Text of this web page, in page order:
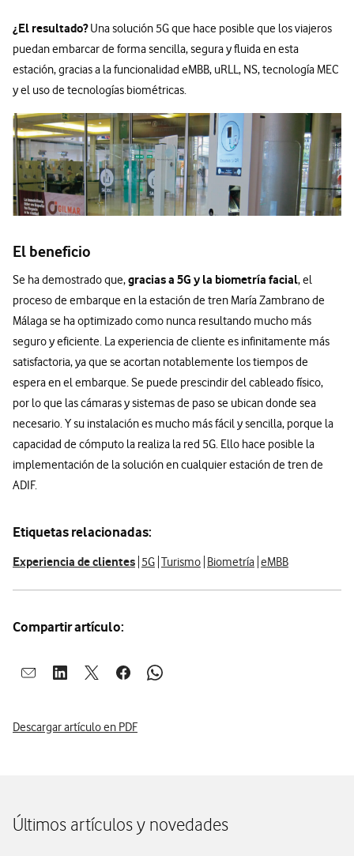
¿El resultado?Una solución 5G que hace posible que los viajeros
puedan embarcar de forma sencilla, segura y fluida en esta
estación, gracias a la funcionalidad eMBB, uRLL, NS, tecnología MEC
y el uso de tecnologías biométricas.
El beneficio
Se ha demostrado que,gracias a 5G y la biometría facial, el
proceso de embarque en la estación de tren María Zambrano de
Málaga se ha optimizado como nunca resultando mucho más
seguro y eficiente. La experiencia de cliente es infinitamente más
satisfactoria, ya que se acortan notablemente los tiempos de
espera en el embarque. Se puede prescindir del cableado físico,
por lo que las cámaras y sistemas de paso se ubican donde sea
necesario. Y su instalación es mucho más fácil y sencilla, porque la
capacidad de cómputo la realiza la red 5G. Ello hace posible la
implementación de la solución en cualquier estación de tren de
ADIF.
Etiquetas relacionadas:
Experiencia de clientes 5G Turismo Biometría eMBB
Compartir artículo:
Abrir ventana para compartir en mail
Abrir ventana para compartir en linkedin
Abrir ventana para compartir en twitter
Abrir ventana para compartir en facebook
Abrir ventana para compartir en
Descargar artículo en PDF
Últimos artículos y novedades